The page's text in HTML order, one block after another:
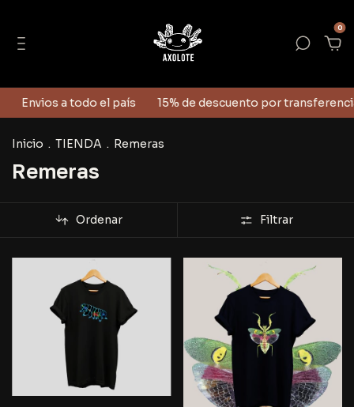
0
Envios a todo el país 15% de descuento por transferencia
Inicio . TIENDA . Remeras
Remeras
Ordenar Filtrar